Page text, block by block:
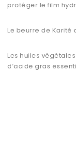
protéger le film
Le beurre de Karité
Les huiles
d’acide gras